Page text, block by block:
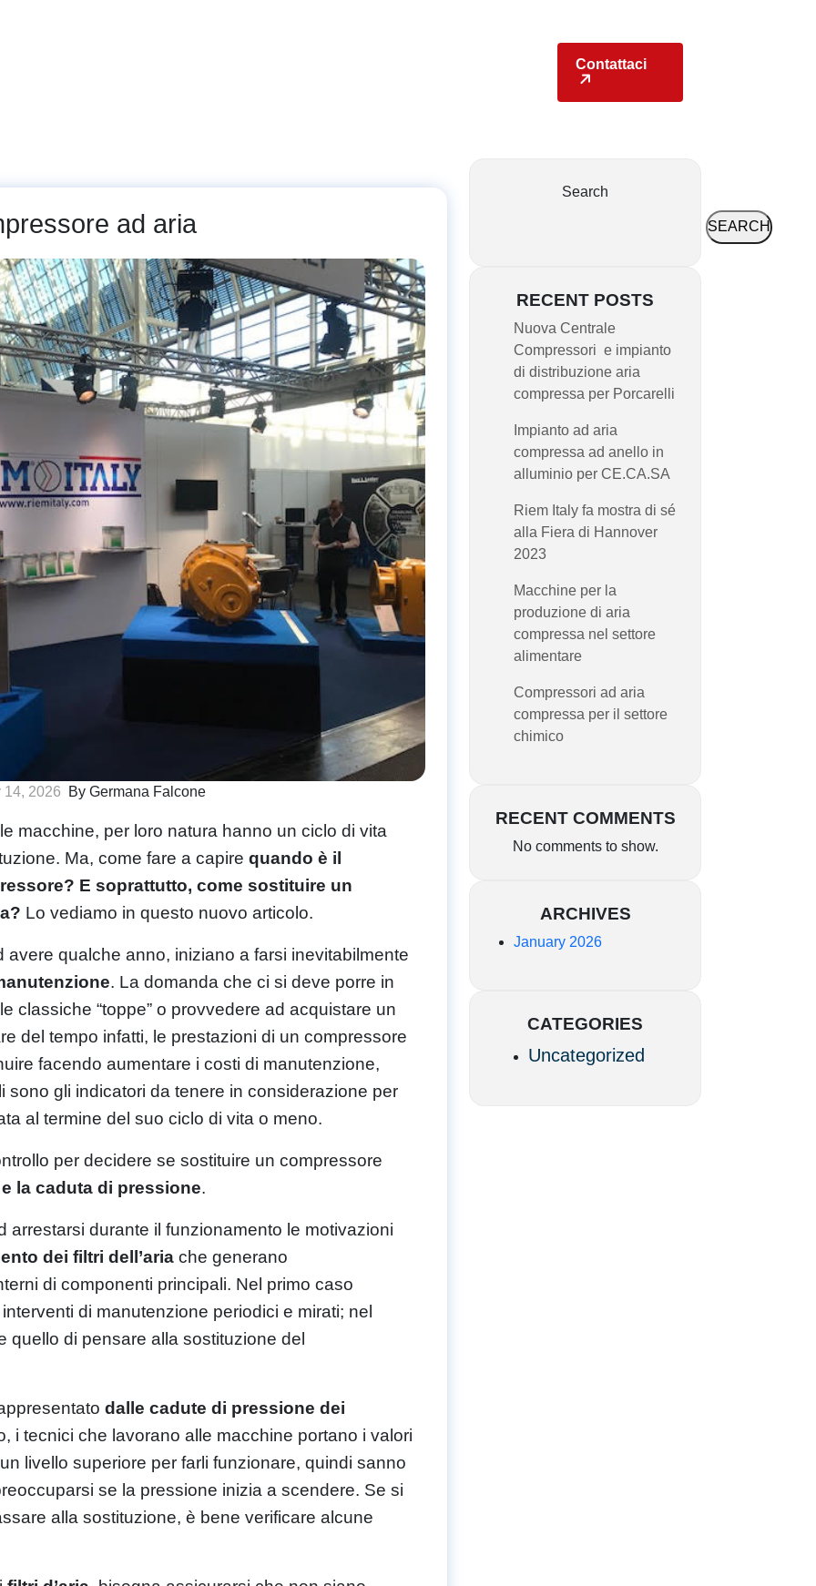
Contattaci
ad aria
14, 2026 By Germana Falcone
macchine, per loro natura hanno un ciclo di vita
Ma, come fare a capire quando è il
E soprattutto, come sostituire un
Lo vediamo in questo nuovo articolo.
qualche anno, iniziano a farsi inevitabilmente
. La domanda che ci si deve porre in
classiche “toppe” o provvedere ad acquistare un
del tempo infatti, le prestazioni di un compressore
facendo aumentare i costi di manutenzione,
gli indicatori da tenere in considerazione per
al termine del suo ciclo di vita o meno.
per decidere se sostituire un compressore
la caduta di pressione.
arrestarsi durante il funzionamento le motivazioni
dei filtri dell’aria che generano
di componenti principali. Nel primo caso
di manutenzione periodici e mirati; nel
quello di pensare alla sostituzione del
dalle cadute di pressione dei
i tecnici che lavorano alle macchine portano i valori
livello superiore per farli funzionare, quindi sanno
se la pressione inizia a scendere. Se si
alla sostituzione, è bene verificare alcune
Search
SEARCH
RECENT POSTS
Nuova Centrale
Compressori e impianto
di distribuzione aria
compressa per Porcarelli
Impianto ad aria
compressa ad anello in
alluminio per CE.CA.SA
Riem Italy fa mostra di sé
alla Fiera di Hannover
2023
Macchine per la
produzione di aria
compressa nel settore
alimentare
Compressori ad aria
compressa per il settore
chimico
RECENT COMMENTS
No comments to show.
ARCHIVES
January 2026
CATEGORIES
Uncategorized